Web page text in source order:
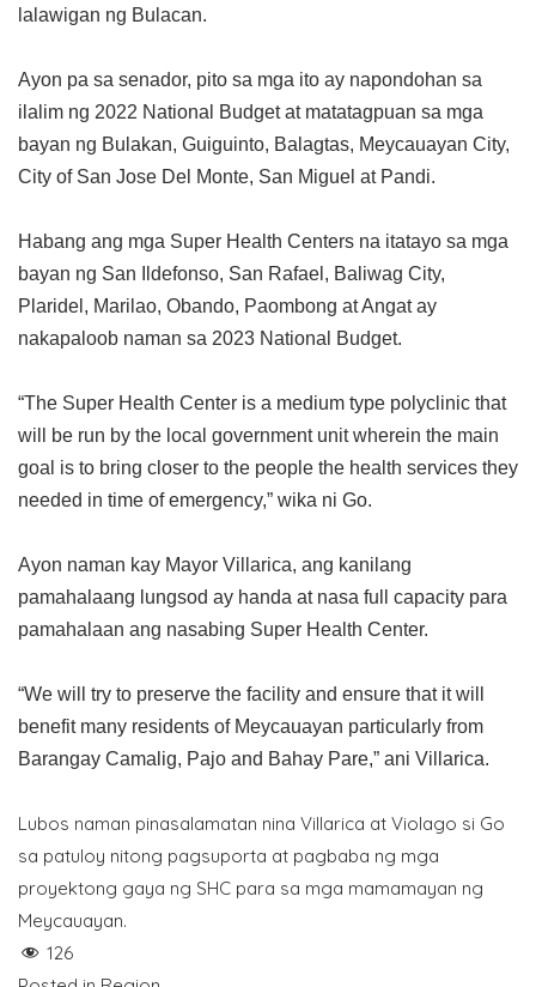
lalawigan ng Bulacan.
Ayon pa sa senador, pito sa mga ito ay napondohan sa
ilalim ng 2022 National Budget at matatagpuan sa mga
bayan ng Bulakan, Guiguinto, Balagtas, Meycauayan City,
City of San Jose Del Monte, San Miguel at Pandi.
Habang ang mga Super Health Centers na itatayo sa mga
bayan ng San Ildefonso, San Rafael, Baliwag City,
Plaridel, Marilao, Obando, Paombong at Angat ay
nakapaloob naman sa 2023 National Budget.
“The Super Health Center is a medium type polyclinic that
will be run by the local government unit wherein the main
goal is to bring closer to the people the health services they
needed in time of emergency,” wika ni Go.
Ayon naman kay Mayor Villarica, ang kanilang
pamahalaang lungsod ay handa at nasa full capacity para
pamahalaan ang nasabing Super Health Center.
“We will try to preserve the facility and ensure that it will
benefit many residents of Meycauayan particularly from
Barangay Camalig, Pajo and Bahay Pare,” ani Villarica.
Lubos naman pinasalamatan nina Villarica at Violago si Go
sa patuloy nitong pagsuporta at pagbaba ng mga
proyektong gaya ng SHC para sa mga mamamayan ng
Meycauayan.
126